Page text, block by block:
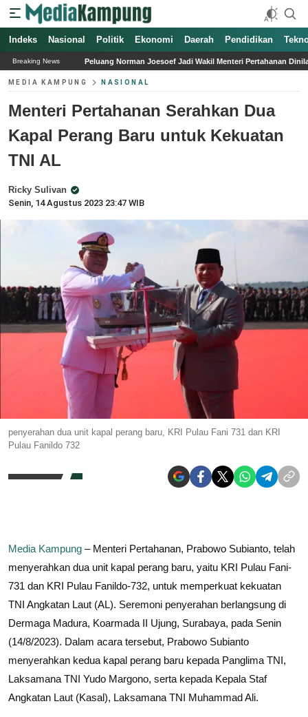
Indeks Nasional Politik Ekonomi Daerah Pendidikan
Breaking News
Joesoef Jadi Wakil Menteri Pertahanan Dinilai Berdasarkan Kapabilitas dan
MEDIA KAMPUNG NASIONAL
Menteri Pertahanan Serahkan Dua
Kapal Perang Baru untuk Kekuatan
TNI AL
Ricky Sulivan
Senin, 14 Agustus 2023 23:47 WIB
penyerahan dua unit kapal perang baru, KRI Pulau Fani 731 dan KRI
Pulau Fanildo 732
Media Kampung – Menteri Pertahanan, Prabowo Subianto, telah
menyerahkan dua unit kapal perang baru, yaitu KRI Pulau Fani-
731 dan KRI Pulau Fanildo-732, untuk memperkuat kekuatan
TNI Angkatan Laut (AL). Seremoni penyerahan berlangsung di
Dermaga Madura, Koarmada II Ujung, Surabaya, pada Senin
(14/8/2023). Dalam acara tersebut, Prabowo Subianto
menyerahkan kedua kapal perang baru kepada Panglima TNI,
Laksamana TNI Yudo Margono, serta kepada Kepala Staf
Angkatan Laut (Kasal), Laksamana TNI Muhammad Ali.